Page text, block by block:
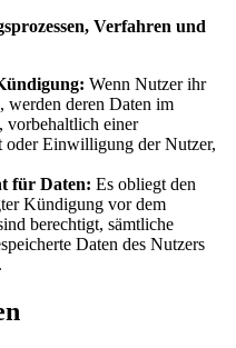
Verfahren und
Wenn Nutzer ihr
werden deren Daten im
vorbehaltlich einer
oder Einwilligung der Nutzer,
für Daten: Es obliegt den
Kündigung vor dem
berechtigt, sämtliche
Daten des Nutzers